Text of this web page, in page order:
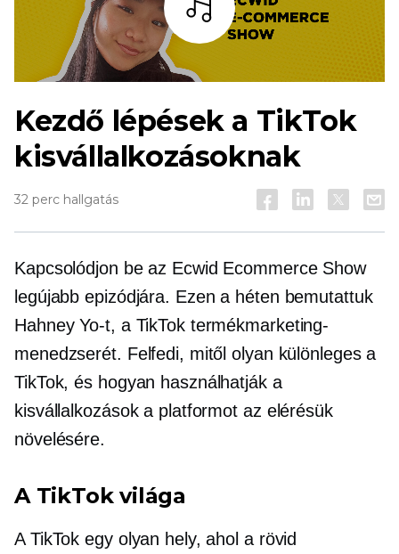
Hallgass
Kezdő lépések a TikTok
kisvállalkozásoknak
32 perc hallgatás
Kapcsolódjon be az Ecwid Ecommerce Show
legújabb epizódjára. Ezen a héten bemutattuk
Hahney Yo-t, a TikTok termékmarketing-
menedzserét. Felfedi, mitől olyan különleges a
TikTok, és hogyan használhatják a
kisvállalkozások a platformot az elérésük
növelésére.
A TikTok világa
A TikTok egy olyan hely, ahol a rövid